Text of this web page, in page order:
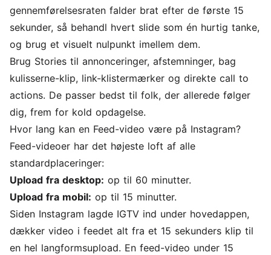
gennemførelsesraten falder brat efter de første 15
sekunder, så behandl hvert slide som én hurtig tanke,
og brug et visuelt nulpunkt imellem dem.
Brug Stories til annonceringer, afstemninger, bag
kulisserne-klip, link-klistermærker og direkte call to
actions. De passer bedst til folk, der allerede følger
dig, frem for kold opdagelse.
Hvor lang kan en Feed-video være på Instagram?
Feed-videoer har det højeste loft af alle
standardplaceringer:
Upload fra desktop: op til 60 minutter.
Upload fra mobil: op til 15 minutter.
Siden Instagram lagde IGTV ind under hovedappen,
dækker video i feedet alt fra et 15 sekunders klip til
en hel langformsupload. En feed-video under 15